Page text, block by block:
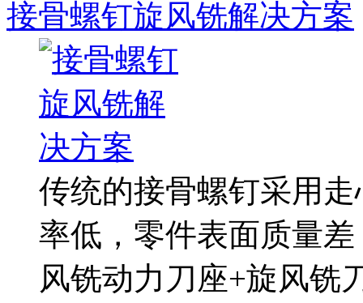
接骨螺钉旋风铣解决方案
传统的接骨螺钉采用
率低，零件表面质量
风铣动力刀座+旋风铣